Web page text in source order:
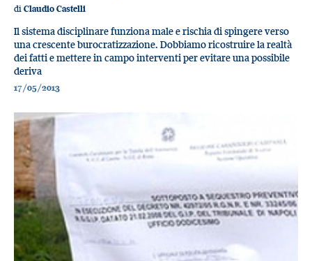
di Claudio Castelli
Il sistema disciplinare funziona male e rischia di spingere verso
una crescente burocratizzazione. Dobbiamo ricostruire la realtà
dei fatti e mettere in campo interventi per evitare una possibile
deriva
17/05/2013